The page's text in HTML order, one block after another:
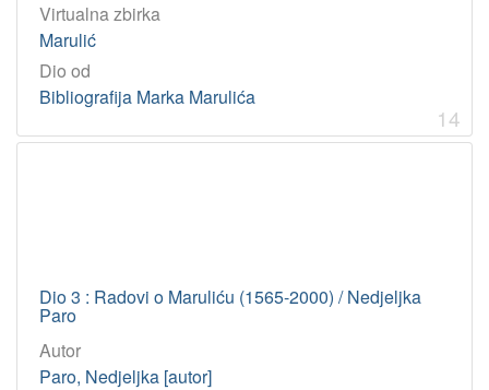
Virtualna zbirka
Marulić
Dio od
Bibliografija Marka Marulića
14
Dio 3 : Radovi o Maruliću (1565-2000) / Nedjeljka
Paro
Autor
Paro, Nedjeljka [autor]